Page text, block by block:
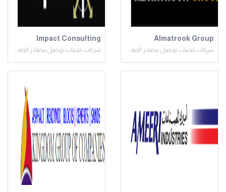
Impact Consulting
شركات خدمات توصيل مصادر الجهد المنخفض
Almatrook Group
شركات خدمات توصيل مصادر الجهد المنخفض